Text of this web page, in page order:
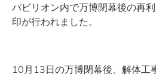
パビリオン内で万博閉幕後の再
印が行われました。
10月13日の万博閉幕後、解体工